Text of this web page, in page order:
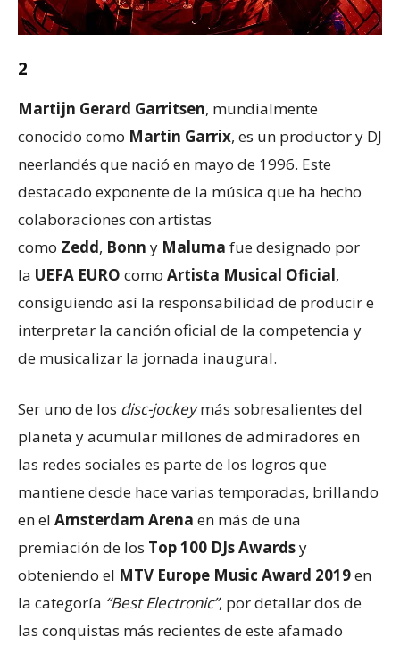
2
Martijn Gerard Garritsen, mundialmente
conocido como Martin Garrix, es un productor y DJ
neerlandés que nació en mayo de 1996. Este
destacado exponente de la música que ha hecho
colaboraciones con artistas
como Zedd, Bonn y Maluma fue designado por
la UEFA EURO como Artista Musical Oficial,
consiguiendo así la responsabilidad de producir e
interpretar la canción oficial de la competencia y
de musicalizar la jornada inaugural.
Ser uno de los disc-jockeymás sobresalientes del
planeta y acumular millones de admiradores en
las redes sociales es parte de los logros que
mantiene desde hace varias temporadas, brillando
en el Amsterdam Arena en más de una
premiación de los Top 100 DJs Awardsy
obteniendo el MTV Europe Music Award 2019en
la categoría “Best Electronic”, por detallar dos de
las conquistas más recientes de este afamado